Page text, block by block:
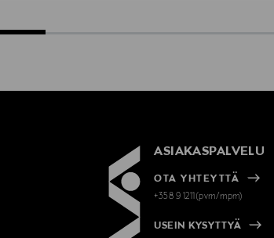
ASIAKASPALVELU
OTA YHTEYTTÄ
+358 9 1211(pvm/mpm)
USEIN KYSYTTYÄ